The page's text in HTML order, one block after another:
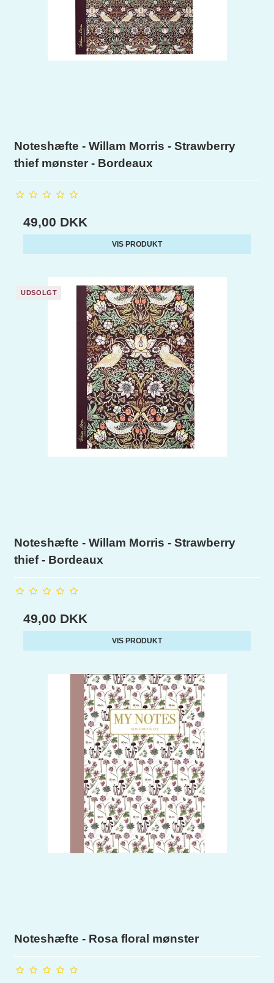
Noteshæfte - Willam Morris - Strawberry
thief mønster - Bordeaux
49,00 DKK
VIS PRODUKT
UDSOLGT
Noteshæfte - Willam Morris - Strawberry
thief - Bordeaux
49,00 DKK
VIS PRODUKT
Noteshæfte - Rosa floral mønster